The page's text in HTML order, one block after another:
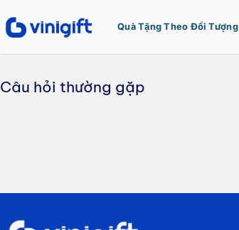
Quà Tặng Theo Đối Tượng
Câu hỏi thường gặp